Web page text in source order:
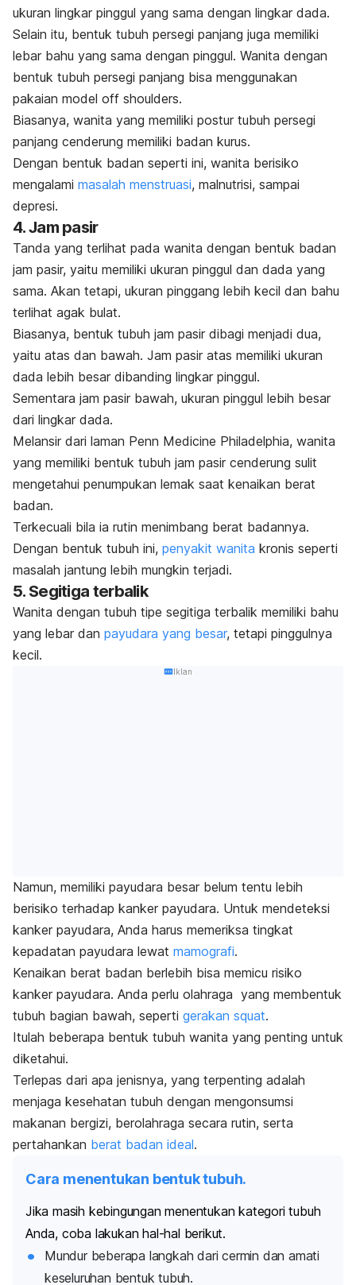
ukuran lingkar pinggul yang sama dengan lingkar dada.
Selain itu, bentuk tubuh persegi panjang juga memiliki
lebar bahu yang sama dengan pinggul. Wanita dengan
bentuk tubuh persegi panjang bisa menggunakan
pakaian model off shoulders.
Biasanya, wanita yang memiliki postur tubuh persegi
panjang cenderung memiliki badan kurus.
Dengan bentuk badan seperti ini, wanita berisiko
mengalami masalah menstruasi, malnutrisi, sampai
depresi.
4. Jam pasir
Tanda yang terlihat pada wanita dengan bentuk badan
jam pasir, yaitu memiliki ukuran pinggul dan dada yang
sama. Akan tetapi, ukuran pinggang lebih kecil dan bahu
terlihat agak bulat.
Biasanya, bentuk tubuh jam pasir dibagi menjadi dua,
yaitu atas dan bawah. Jam pasir atas memiliki ukuran
dada lebih besar dibanding lingkar pinggul.
Sementara jam pasir bawah, ukuran pinggul lebih besar
dari lingkar dada.
Melansir dari laman Penn Medicine Philadelphia, wanita
yang memiliki bentuk tubuh jam pasir cenderung sulit
mengetahui penumpukan lemak saat kenaikan berat
badan.
Terkecuali bila ia rutin menimbang berat badannya.
Dengan bentuk tubuh ini, penyakit wanita kronis seperti
masalah jantung lebih mungkin terjadi.
5. Segitiga terbalik
Wanita dengan tubuh tipe segitiga terbalik memiliki bahu
yang lebar dan payudara yang besar, tetapi pinggulnya
kecil.
Iklan
Namun, memiliki payudara besar belum tentu lebih
berisiko terhadap kanker payudara. Untuk mendeteksi
kanker payudara, Anda harus memeriksa tingkat
kepadatan payudara lewat mamografi.
Kenaikan berat badan berlebih bisa memicu risiko
kanker payudara. Anda perlu olahraga yang membentuk
tubuh bagian bawah, seperti gerakan squat.
Itulah beberapa bentuk tubuh wanita yang penting untuk
diketahui.
Terlepas dari apa jenisnya, yang terpenting adalah
menjaga kesehatan tubuh dengan mengonsumsi
makanan bergizi, berolahraga secara rutin, serta
pertahankan berat badan ideal.
Cara menentukan bentuk tubuh.
Jika masih kebingungan menentukan kategori tubuh
Anda, coba lakukan hal-hal berikut.
Mundur beberapa langkah dari cermin dan amati
keseluruhan bentuk tubuh.